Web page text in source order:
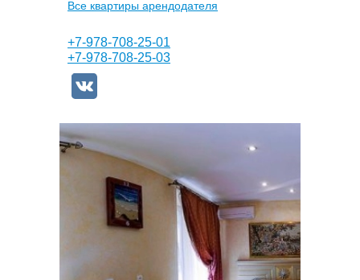
Все квартиры арендодателя
+7-978-708-25-01
+7-978-708-25-03